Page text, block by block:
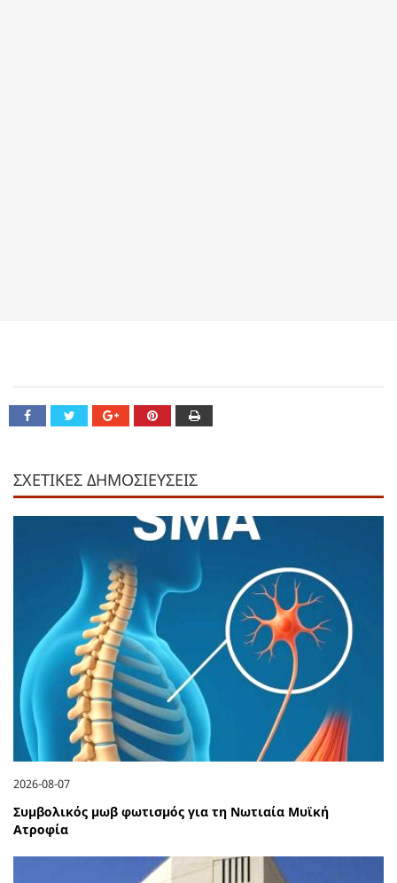
ΣΧΕΤΙΚΕΣ ΔΗΜΟΣΙΕΥΣΕΙΣ
2026-08-07
Συμβολικός μωβ φωτισμός για τη Νωτιαία Μυϊκή
Ατροφία